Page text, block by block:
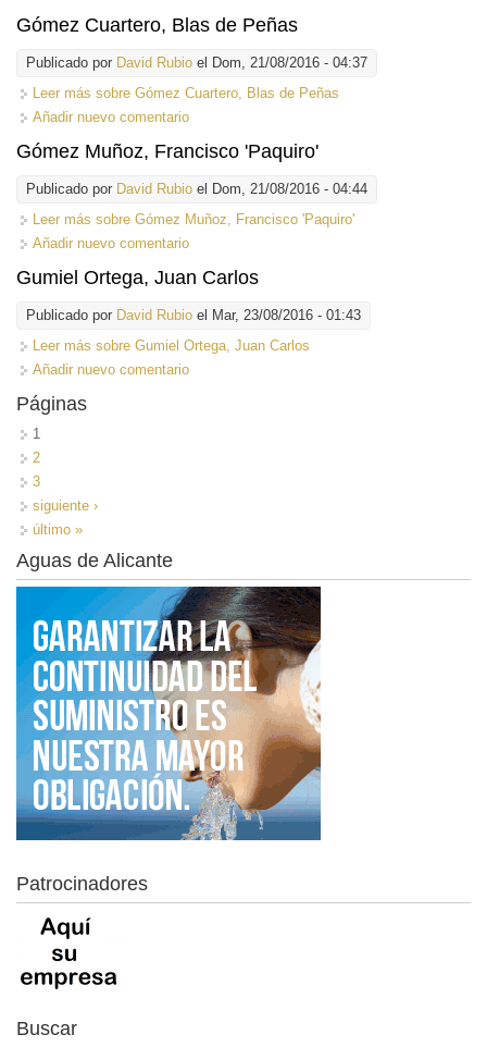
Gómez Cuartero, Blas de Peñas
Publicado por David Rubio el Dom, 21/08/2016 - 04:37
Leer más sobre Gómez Cuartero, Blas de Peñas
Añadir nuevo comentario
Gómez Muñoz, Francisco 'Paquiro'
Publicado por David Rubio el Dom, 21/08/2016 - 04:44
Leer más sobre Gómez Muñoz, Francisco 'Paquiro'
Añadir nuevo comentario
Gumiel Ortega, Juan Carlos
Publicado por David Rubio el Mar, 23/08/2016 - 01:43
Leer más sobre Gumiel Ortega, Juan Carlos
Añadir nuevo comentario
Páginas
1
2
3
siguiente ›
último »
Aguas de Alicante
Patrocinadores
Buscar